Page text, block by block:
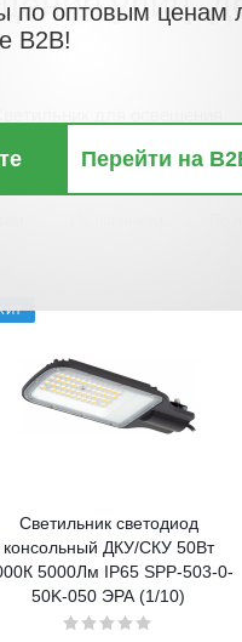
Светильник светодиод
консольный ДКУ/СКУ 50Вт
5000Лм IP65 SPP-503-0-
50K-050 ЭРА (1/10)
по оптовым ценам
B2B!
Перейти на